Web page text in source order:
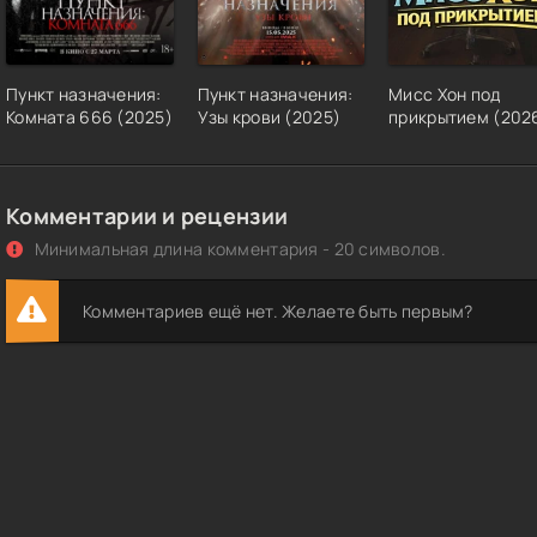
Пункт назначения:
Комната 666 (2025)
Пункт назначения:
Узы крови (2025)
Мисс Хон под
прикрытием
Комментарии и рецензии
Минимальная длина комментария - 20 символов.
Комментариев ещё нет. Желаете быть первым?